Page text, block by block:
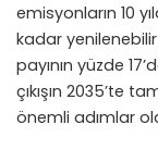
emisyonların 10
kadar
payının yüzde
çıkışın 2035’te
önemli adımlar